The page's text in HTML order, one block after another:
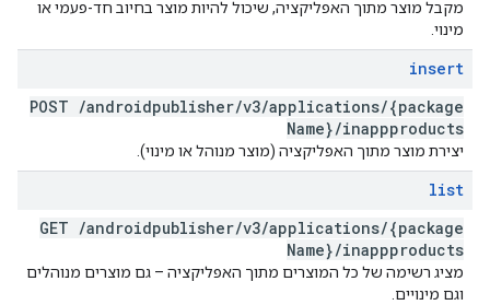
מקבל מוצר מתוך האפליקציה, שיכול להיות מוצר בחיוב חד-פעמי או
מינוי.
insert
POST /androidpublisher/v3/applications/{package
Name}/inappproducts
יצירת מוצר מתוך האפליקציה (מוצר מנוהל או מינוי).
list
GET /androidpublisher/v3/applications/{package
Name}/inappproducts
מציג רשימה של כל המוצרים מתוך האפליקציה – גם מוצרים מנוהלים
וגם מינויים.